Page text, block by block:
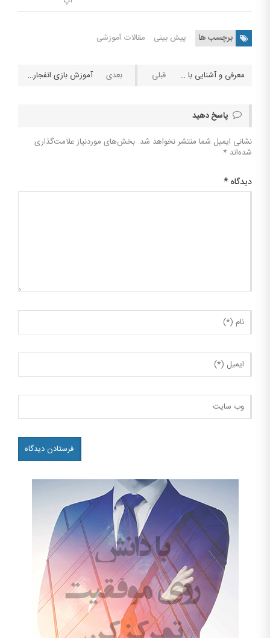
برچسب ها پیش بینی مقالات آموزشی
معرفی و آشنایی با برند بازی ساز برای کازینوهای انلاین HABANERO آموزش بازی انفجار به همراه روش های بردن در این بازی
پاسخ دهید
نشانی ایمیل شما منتشر نخواهد شد. بخش‌های موردنیاز علامت‌گذاری
شده‌اند *
دیدگاه *